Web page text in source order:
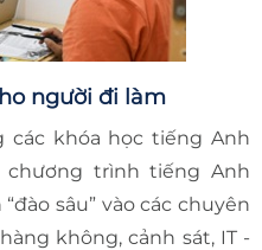
người đi làm
các khóa học tiếng Anh
trình tiếng Anh
sâu” vào các chuyên
không, cảnh sát, IT -